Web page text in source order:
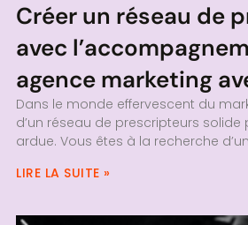
Créer un réseau de
avec
agence marketing
Dans le monde effervescent du
d’un réseau de prescripteurs
ardue. Vous êtes à la recherche
LIRE LA SUITE »